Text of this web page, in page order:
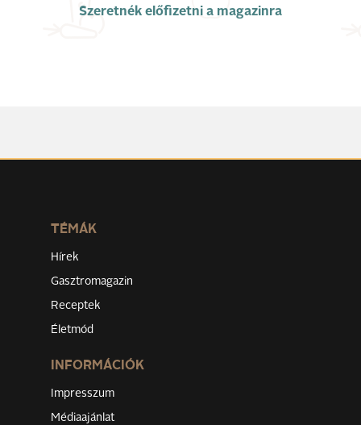
Szeretnék előfizetni a magazinra
TÉMÁK
Hírek
Gasztromagazin
Receptek
Életmód
INFORMÁCIÓK
Impresszum
Médiaajánlat